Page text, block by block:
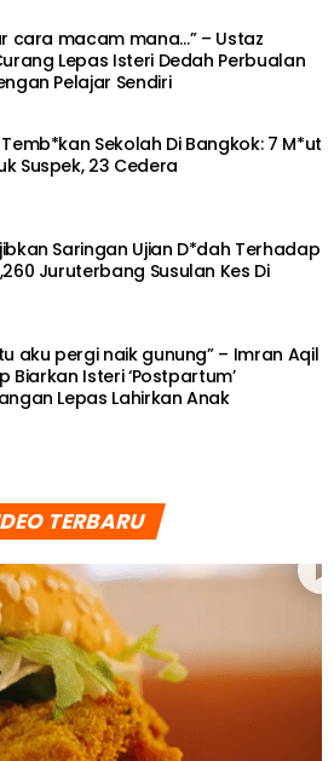
cara macam mana…” – Ustaz
Lepas Isteri Dedah Perbualan
Pelajar Sendiri
Sekolah Di Bangkok: 7 M*ut
Suspek, 23 Cedera
Saringan Ujian D*dah Terhadap
Juruterbang Susulan Kes Di
aku pergi naik gunung” – Imran Aqil
Biarkan Isteri ‘Postpartum’
Lepas Lahirkan Anak
TERBARU